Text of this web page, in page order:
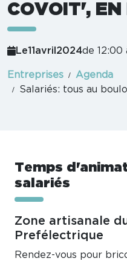
COVOIT', EN
Le11 avril 2024de 12:00
Entreprises
Agenda
Salariés: tous au
Temps
salariés
Zone artisanale
Prefélectrique
Rendez-vous pour